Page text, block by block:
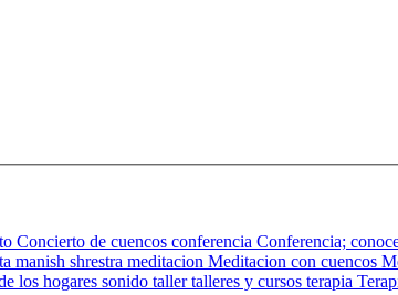
Concierto de cuencos conferencia Conferencia;
manish shrestra meditacion Meditacion con cuencos
los hogares sonido tallertalleres y cursos terapia